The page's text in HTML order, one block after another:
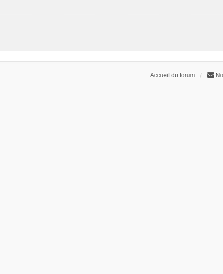
Accueil du forum